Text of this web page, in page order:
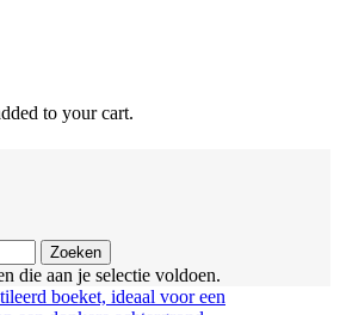
to your cart.
Zoeken
die aan je selectie voldoen.